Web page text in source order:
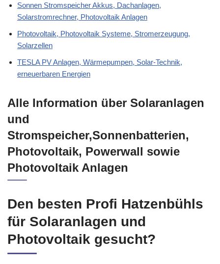
Sonnen Stromspeicher Akkus, Dachanlagen,
Solarstromrechner, Photovoltaik Anlagen
Photovoltaik, Photovoltaik Systeme, Stromerzeugung,
Solarzellen
TESLA PV Anlagen, Wärmepumpen, Solar-Technik,
erneuerbaren Energien
Alle Information über Solaranlagen
und
Stromspeicher,Sonnenbatterien,
Photovoltaik, Powerwall sowie
Photovoltaik Anlagen
Den besten Profi Hatzenbühls
für Solaranlagen und
Photovoltaik gesucht?